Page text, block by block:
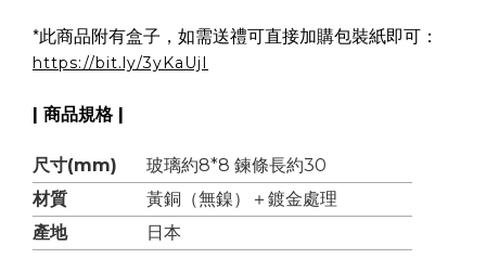
*此商品附有盒子，如需送禮可直接加購包裝紙即可：
https://bit.ly/3yKaUjI
| 商品規格 |
尺寸(mm)
玻璃約8*8 鍊條長約30
材質
黃銅（無鎳）＋鍍金處理
產地
日本